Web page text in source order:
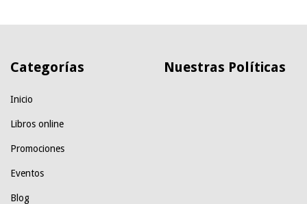
Categorías
Inicio
Libros online
Promociones
Eventos
Blog
Nuestras Políticas